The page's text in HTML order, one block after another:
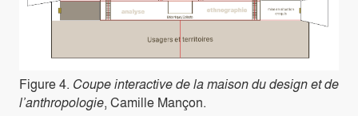
Figure 4. Coupe interactive de la maison du design et de
l’anthropologie, Camille Mançon.